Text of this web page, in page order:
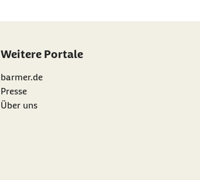
Weitere Portale
barmer.de
Presse
Über uns